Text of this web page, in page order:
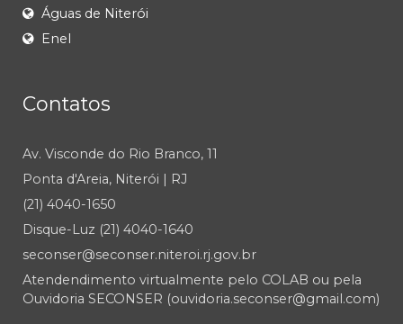
Águas de Niterói
Enel
Contatos
Av. Visconde do Rio Branco, 11
Ponta d'Areia, Niterói | RJ
(21) 4040-1650
Disque-Luz (21) 4040-1640
seconser@seconser.niteroi.rj.gov.br
Atendendimento virtualmente pelo COLAB ou pela
Ouvidoria SECONSER (ouvidoria.seconser@gmail.com)